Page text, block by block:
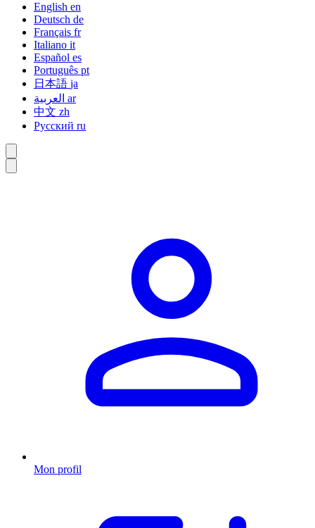
English en
Deutsch de
Français fr
Italiano it
Español es
Português pt
日本語 ja
ar
中文 zh
Русский ru
Mon profil